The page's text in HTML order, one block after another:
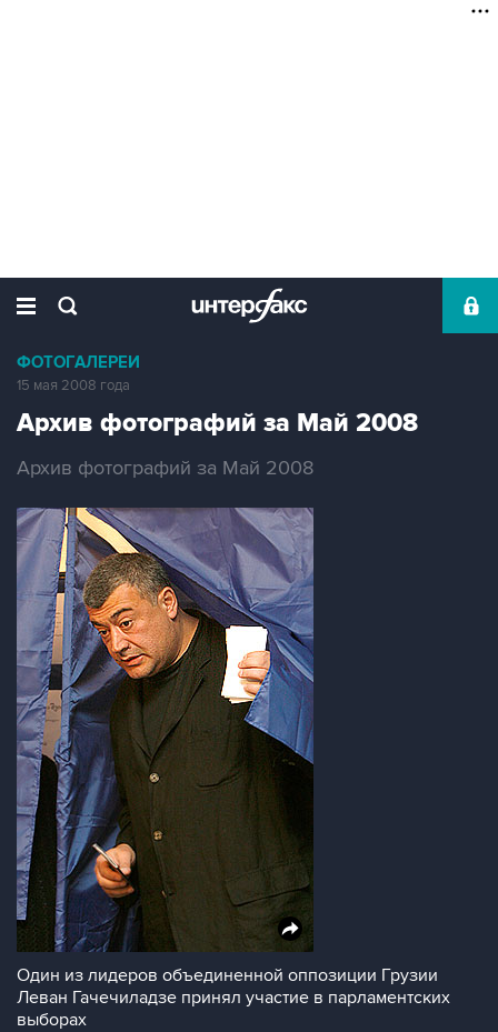
ФОТОГАЛЕРЕИ
15 мая 2008 года
Архив фотографий за Май 2008
Архив фотографий за Май 2008
Один из лидеров объединенной оппозиции Грузии
Леван Гачечиладзе принял участие в парламентских
выборах